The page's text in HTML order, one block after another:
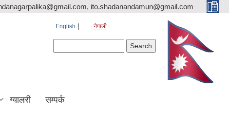
ito.shadanandamun@gmail.com
English नेपाली
ग्यालरी सम्पर्क